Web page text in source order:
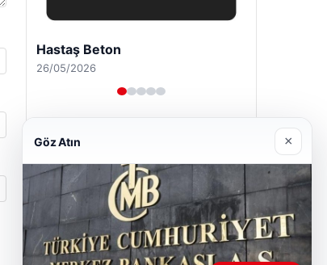
Enes Kaplan Avukatlık Bürosu
28/04/2026
Göz Atın ×